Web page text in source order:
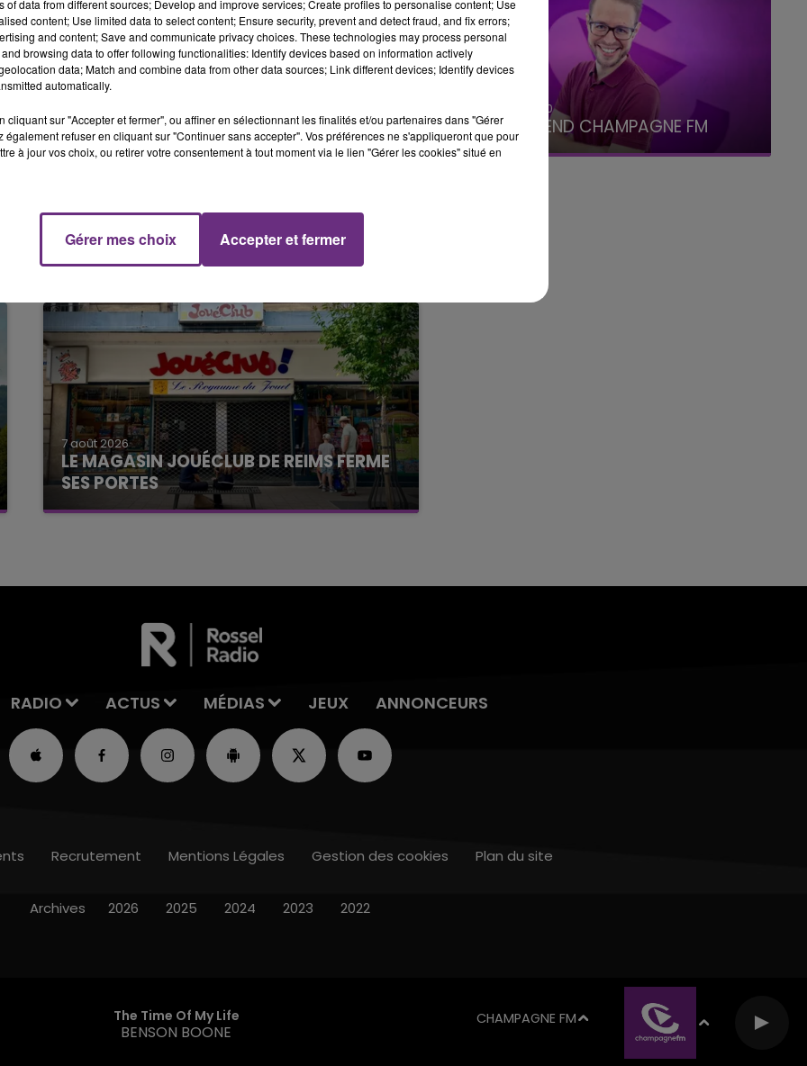
que les faits sont intervenus dans le cadre d’un
cause, qui serait l’auteur des coups de couteau",précise
dans l’appartement au moment du drame ont
faits.
7 août 2026
LE MAGASIN JOUÉCLUB DE REIMS FERME
SES PORTES
C'était l'une des institutions du centre-ville
LE WEEK-END CHAMPAGNE FM LE WEEK-END CHAMPAGNE FM
RADIO ACTUS MÉDIAS JEUX ANNONCEURS
The Time Of My Life
BENSON BOONE
CHAMPAGNE FM
Recrutement Mentions Légales Gestion des cookies Plan du site
Archives 2026 2025 2024 2023 2022
of data from different sources; Develop and improve services; Create profiles to personalise content; Use
content; Use limited data to select content; Ensure security, prevent and detect fraud, and fix errors;
and content; Save and communicate privacy choices. These technologies may process personal
browsing data to offer following functionalities: Identify devices based on information actively
data; Match and combine data from other data sources; Link different devices; Identify devices
automatically.
cliquant sur "Accepter et fermer", ou affiner en sélectionnant les finalités et/ou partenaires dans "Gérer
également refuser en cliquant sur "Continuer sans accepter". Vos préférences ne s'appliqueront que pour
à jour vos choix, ou retirer votre consentement à tout moment via le lien "Gérer les cookies" situé en
Gérer mes choix Accepter et fermer